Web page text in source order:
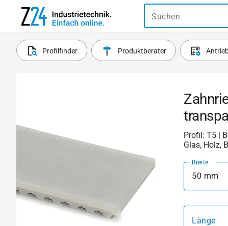
Suchen
Profilfinder Produktberater
Profil: T5 |
Glas, Holz,
Breite
50 mm
Länge